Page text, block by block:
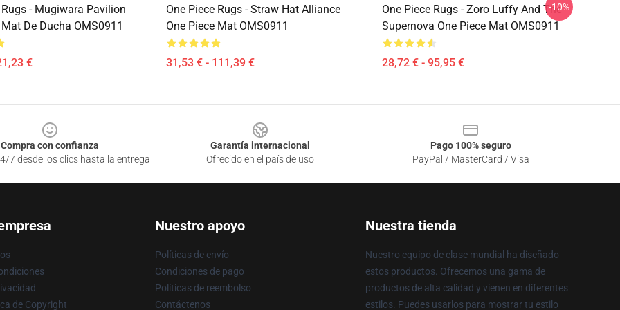
Rugs - Mugiwara Pavilion
De Ducha OMS0911
€
One Piece Rugs - Straw Hat Alliance
One Piece Mat OMS0911
31,53 € - 111,39 €
One Piece Rugs - Zoro Luffy And The
Supernova One Piece Mat OMS0911
28,72 € - 95,95 €
-10%
Compra con confianza
7 desde los clics hasta la entrega
Garantía internacional
Ofrecido en el país de uso
Pago 100% seguro
PayPal / MasterCard / Visa
de Copyright
Nuestro apoyo
Políticas de envío
Condiciones de pago
Políticas de reembolso
Contáctenos
Nuestra tienda
Nuestro equipo de clase mundial ha diseñado
estos productos. Ofrecemos una gama de
productos de alta calidad y vienen en diferentes
estilos. Puedes usarlos para mostrar tu estilo